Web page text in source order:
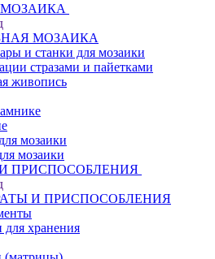
МОЗАИКА
и станки для мозаики
стразами и пайетками
живопись
мозаики
мозаики
ПРИСПОСОБЛЕНИЯ
И ПРИСПОСОБЛЕНИЯ
для хранения